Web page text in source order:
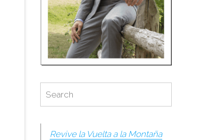
for:
Search
Revive la Vuelta a la Montaña